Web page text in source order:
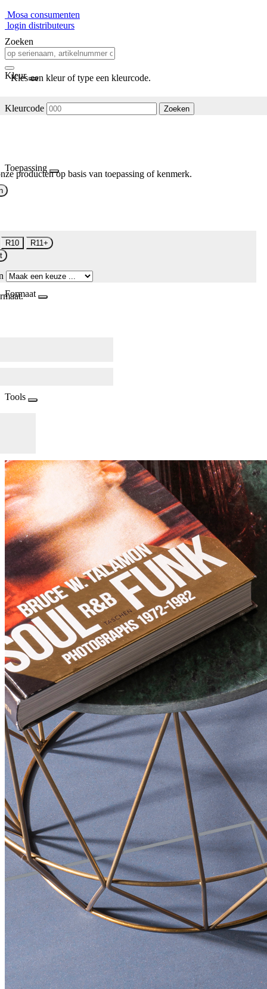
Mosa consumenten
login distributeurs
Zoeken
Kleur
Kies een kleur of type een kleurcode.
Kleurcode Zoeken
Toepassing
producten op basis van toepassing of kenmerk.
R10
R11+
Formaat
Tools